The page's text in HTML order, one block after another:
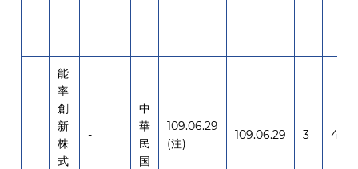
能
率
創
新
株
式
-
中
華
民
国
109.06.29
(注)
109.06.29 3